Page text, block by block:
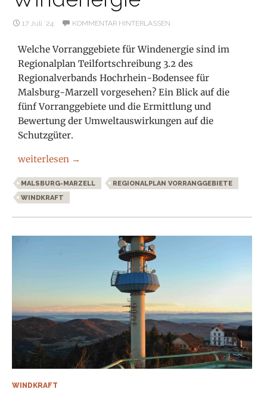
17 Juli ’24 KOMMENTAR HINTERLASSEN
Welche Vorranggebiete für Windenergie sind im
Regionalplan Teilfortschreibung 3.2 des
Regionalverbands Hochrhein-Bodensee für
Malsburg-Marzell vorgesehen? Ein Blick auf die
fünf Vorranggebiete und die Ermittlung und
Bewertung der Umweltauswirkungen auf die
Schutzgüter.
Vorranggebiete Malsburg-Marzell Windenergie
weiterlesen →
MALSBURG-MARZELL
REGIONALPLAN VORRANGGEBIETE
WINDKRAFT
WINDKRAFT